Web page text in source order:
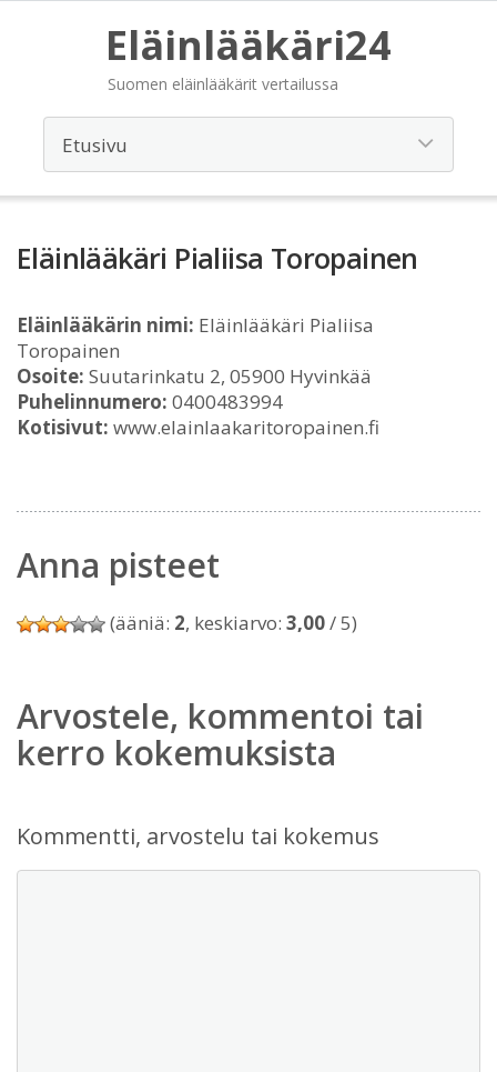
Eläinlääkäri24
Suomen eläinlääkärit vertailussa
Eläinlääkäri Pialiisa Toropainen
Eläinlääkärin nimi: Eläinlääkäri Pialiisa
Toropainen
Osoite: Suutarinkatu 2, 05900 Hyvinkää
Puhelinnumero: 0400483994
Kotisivut: www.elainlaakaritoropainen.fi
Anna pisteet
(ääniä: 2, keskiarvo: 3,00/ 5)
Arvostele, kommentoi tai
kerro kokemuksista
Kommentti, arvostelu tai kokemus